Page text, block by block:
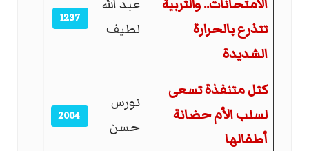
الامتحانات.. والتربية
تتذرع بالحرارة
الشديدة
عبد الله
لطيف
1237
كتل متنفذة تسعى
لسلب الأم حضانة
أطفالها
نورس
حسن
2004